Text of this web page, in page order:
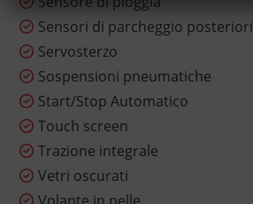
Sensori di parcheggio posteriori
Servosterzo
Sospensioni pneumatiche
Start/Stop Automatico
Touch screen
Trazione integrale
Vetri oscurati